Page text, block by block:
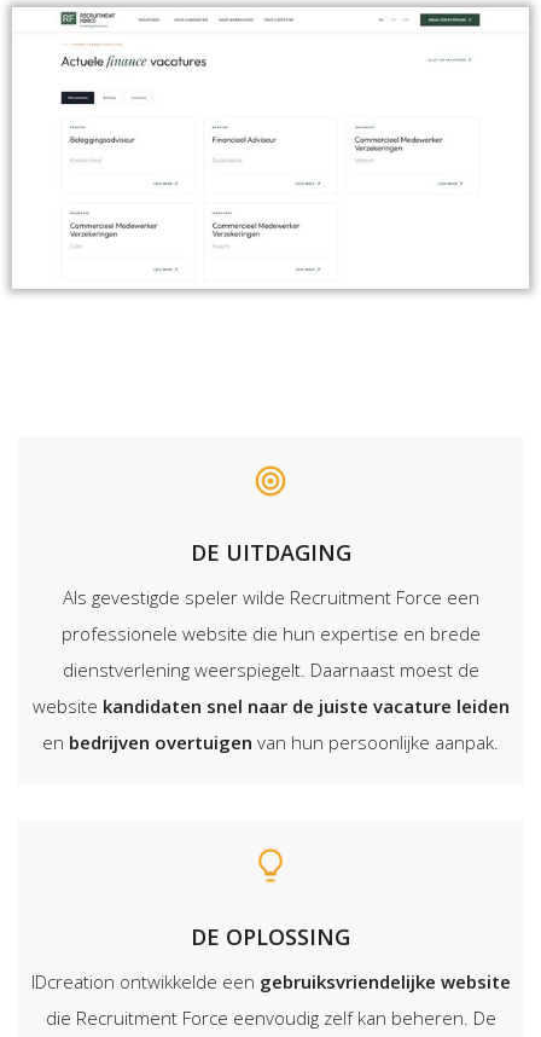
DE UITDAGING
Als gevestigde speler wilde Recruitment Force een
professionele website die hun expertise en brede
dienstverlening weerspiegelt. Daarnaast moest de
website kandidaten snel naar de juiste vacature leiden
en bedrijven overtuigen van hun persoonlijke aanpak.
DE OPLOSSING
IDcreation ontwikkelde een gebruiksvriendelijke website
die Recruitment Force eenvoudig zelf kan beheren. De